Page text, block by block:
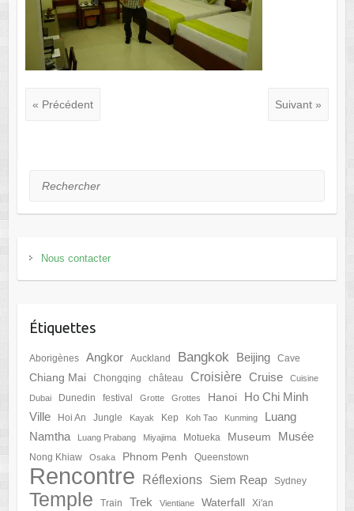
« Précédent Suivant »
Rechercher
Nous contacter
Étiquettes
Aborigènes Angkor Auckland Bangkok Beijing Cave
Chiang Mai Chongqing château Croisière Cruise Cuisine
Dubai Dunedin festival Grotte Grottes Hanoi
Ho Chi Minh
Ville
Hoi An Jungle Kayak Kep Koh Tao Kunming
Luang
Namtha
Luang Prabang Miyajima Motueka Museum Musée
Nong Khiaw Osaka Phnom Penh Queenstown
Rencontre Réflexions Siem Reap Sydney
Temple Train Trek Vientiane Waterfall Xi'an